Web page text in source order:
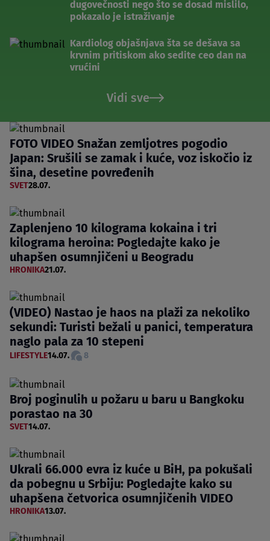
dugovečnosti nego što se dosad mislilo,
pokazalo je istraživanje
Kardiolog objašnjava šta se dešava sa
krvnim pritiskom ako sedite ceo dan na
vrućini
Vidi sve
FOTO VIDEO Snažan zemljotres pogodio
Japan: Srušili se zamak i kuće, voz iskočio iz
šina, desetine povređenih
SVET28.07.
Zaplenjeno 10 kilograma kokaina i tri
kilograma heroina: Pogledajte kako je
uhapšen osumnjičeni u Beogradu
HRONIKA21.07.
(VIDEO) Nastao je haos na plaži za nekoliko
sekundi: Turisti bežali u panici, temperatura
naglo pala za 10 stepeni
LIFESTYLE14.07. 8
Broj poginulih u požaru u baru u Bangkoku
porastao na 30
SVET14.07.
Ukrali 66.000 evra iz kuće u BiH, pa pokušali
da pobegnu u Srbiju: Pogledajte kako su
uhapšena četvorica osumnjičenih VIDEO
HRONIKA13.07.